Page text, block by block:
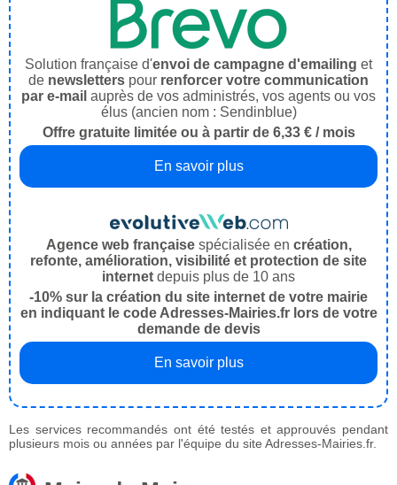
Solution française d'envoi de campagne d'emailing et
de newsletters pour renforcer votre communication
par e-mail auprès de vos administrés, vos agents ou vos
élus (ancien nom : Sendinblue)
Offre gratuite limitée ou à partir de 6,33 € / mois
En savoir plus
Agence web françaisespécialisée en création,
refonte, amélioration, visibilité et protection de site
internet depuis plus de 10 ans
-10% sur la création du site internet de votre mairie
en indiquant le code Adresses-Mairies.fr lors de votre
demande de devis
En savoir plus
Les services recommandés ont été testés et approuvés pendant
plusieurs mois ou années par l'équipe du site Adresses-Mairies.fr.